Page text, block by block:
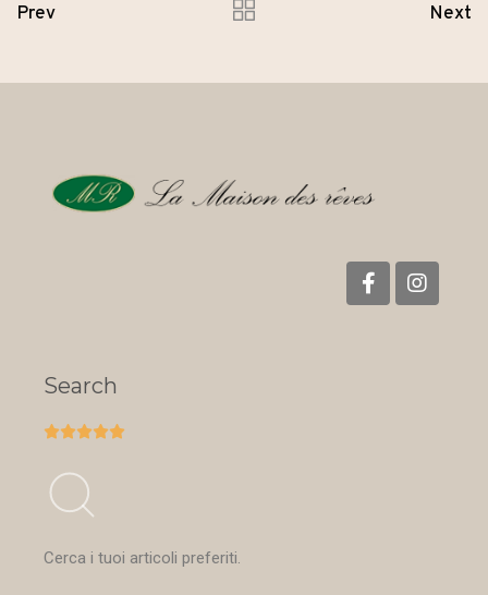
Prev Next
Search

Cerca i tuoi articoli preferiti.